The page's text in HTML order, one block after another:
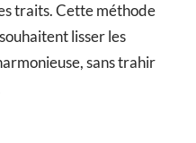
traits. Cette méthode
lisser les
sans trahir